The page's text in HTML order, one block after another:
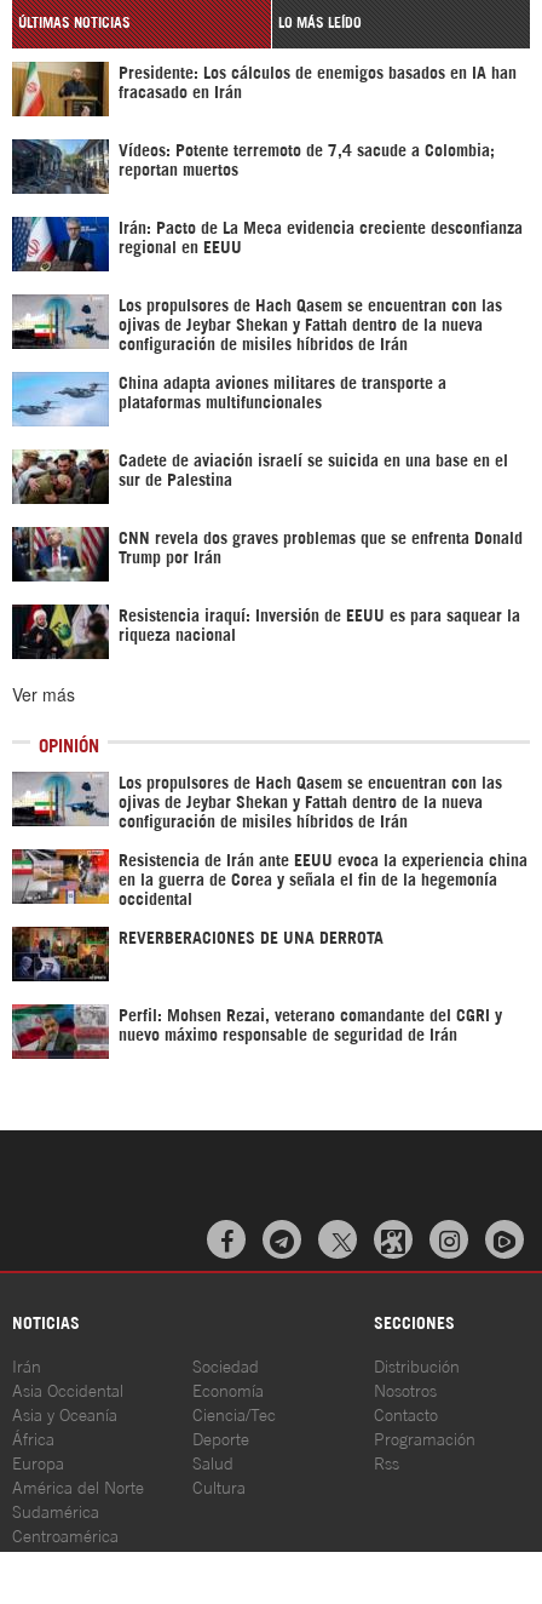
ÚLTIMAS NOTICIAS LO MÁS LEÍDO
Presidente: Los cálculos de enemigos basados en IA han
fracasado en Irán
Vídeos: Potente terremoto de 7,4 sacude a Colombia;
reportan muertos
Irán: Pacto de La Meca evidencia creciente desconfianza
regional en EEUU
Los propulsores de Hach Qasem se encuentran con las
ojivas de Jeybar Shekan y Fattah dentro de la nueva
configuración de misiles híbridos de Irán
China adapta aviones militares de transporte a
plataformas multifuncionales
Cadete de aviación israelí se suicida en una base en el
sur de Palestina
CNN revela dos graves problemas que se enfrenta Donald
Trump por Irán
Resistencia iraquí: Inversión de EEUU es para saquear la
riqueza nacional
Ver más
OPINIÓN
Los propulsores de Hach Qasem se encuentran con las
ojivas de Jeybar Shekan y Fattah dentro de la nueva
configuración de misiles híbridos de Irán
Resistencia de Irán ante EEUU evoca la experiencia china
en la guerra de Corea y señala el fin de la hegemonía
occidental
REVERBERACIONES DE UNA DERROTA
Perfil: Mohsen Rezai, veterano comandante del CGRI y
nuevo máximo responsable de seguridad de Irán
  
NOTICIAS SECCIONES
Irán
Asia Occidental
Asia y Oceanía
África
Europa
América del Norte
Sudamérica
Centroamérica
Sociedad
Economía
Ciencia/Tec
Deporte
Salud
Cultura
Distribución
Nosotros
Contacto
Programación
Rss